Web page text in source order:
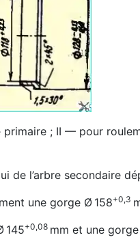
; II — pour
de l’arbre secondaire
une gorge Ø 158+0,3
145+0,08 mm et une